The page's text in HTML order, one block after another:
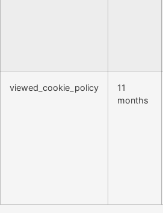
viewed_cookie_policy
11
months